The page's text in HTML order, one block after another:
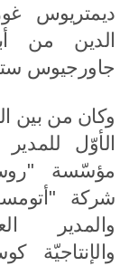
ديمتريوس
الدين من
جاورجيوس
وكان من بين
الأوّل
مؤسّسة
شركة
والمدير
والإنتاجيّة